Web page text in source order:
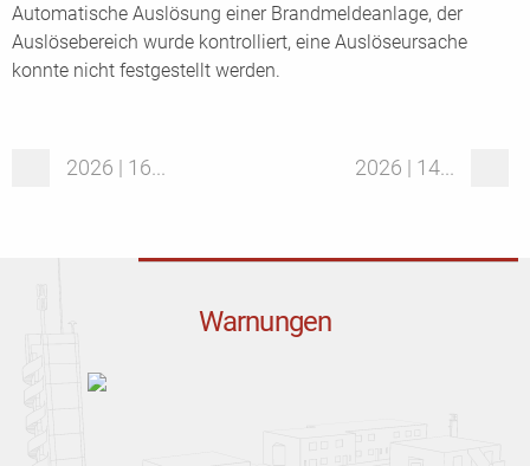
Automatische Auslösung einer Brandmeldeanlage, der
Auslösebereich wurde kontrolliert, eine Auslöseursache
konnte nicht festgestellt werden.
2026 | 16... 2026 | 14...
Warnungen